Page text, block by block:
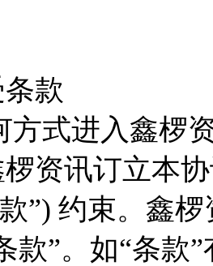
款
方式进入鑫椤
资讯订立本
”) 约束。鑫
款”。如“条款